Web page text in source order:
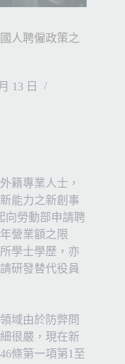
人聘僱政策之
13 日
籍專業人士，
能力之新創事
向勞動部申請聘
營業額之限
學士學歷，亦
研發替代役員
域由於防弊問
很嚴，現在新
條第一項第1至